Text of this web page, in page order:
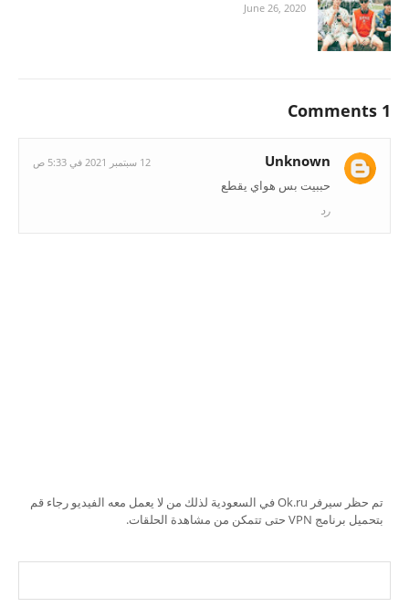
June 26, 2020
1 Comments
Unknown 12 سبتمبر 2021 في 5:33 ص
حببيت بس هواي يقطع
رد
تم حظر سيرفر Ok.ru في السعودية لذلك من لا يعمل معه الفيديو رجاء قم
بتحميل برنامج VPN حتى تتمكن من مشاهدة الحلقات.